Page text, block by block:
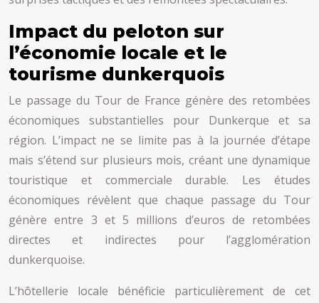
Impact du peloton sur
l’économie locale et le
tourisme dunkerquois
Le passage du Tour de France génère des retombées
économiques substantielles pour Dunkerque et sa
région. L’impact ne se limite pas à la journée d’étape
mais s’étend sur plusieurs mois, créant une dynamique
touristique et commerciale durable. Les études
économiques révèlent que chaque passage du Tour
génère entre 3 et 5 millions d’euros de retombées
directes et indirectes pour l’agglomération
dunkerquoise.
L’hôtellerie locale bénéficie particulièrement de cet